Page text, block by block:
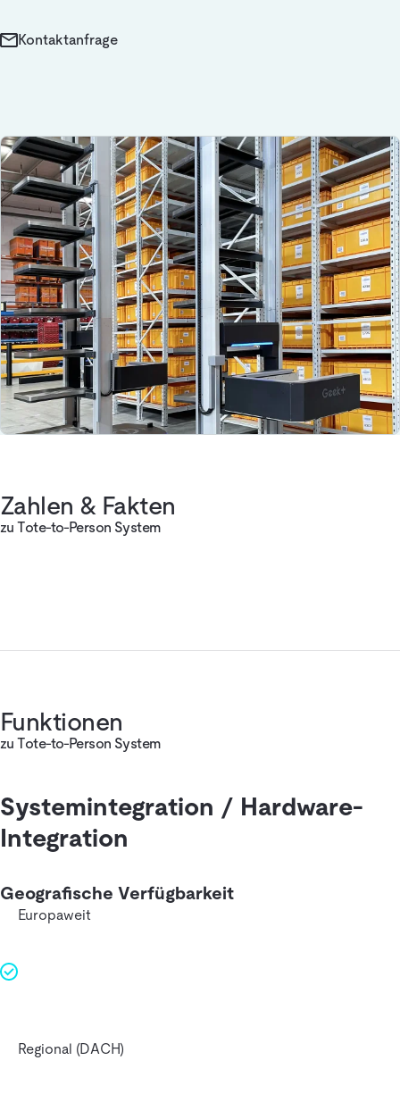
Kontaktanfrage
Zahlen & Fakten
zu Tote-to-Person System
Funktionen
zu Tote-to-Person System
Systemintegration / Hardware-
Integration
Geografische Verfügbarkeit
Europaweit
Regional (DACH)